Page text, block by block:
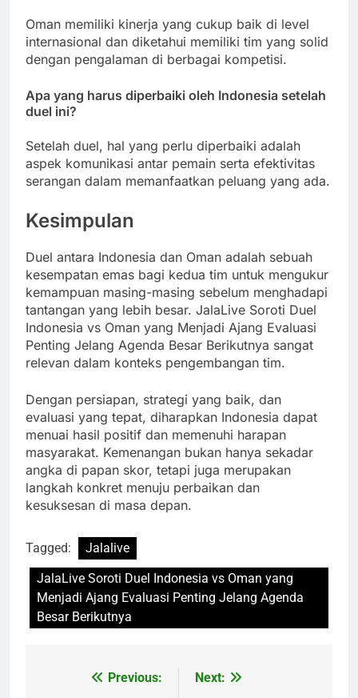
Oman memiliki kinerja yang cukup baik di level
internasional dan diketahui memiliki tim yang solid
dengan pengalaman di berbagai kompetisi.
Apa yang harus diperbaiki oleh Indonesia setelah
duel ini?
Setelah duel, hal yang perlu diperbaiki adalah
aspek komunikasi antar pemain serta efektivitas
serangan dalam memanfaatkan peluang yang ada.
Kesimpulan
Duel antara Indonesia dan Oman adalah sebuah
kesempatan emas bagi kedua tim untuk mengukur
kemampuan masing-masing sebelum menghadapi
tantangan yang lebih besar. JalaLive Soroti Duel
Indonesia vs Oman yang Menjadi Ajang Evaluasi
Penting Jelang Agenda Besar Berikutnya sangat
relevan dalam konteks pengembangan tim.
Dengan persiapan, strategi yang baik, dan
evaluasi yang tepat, diharapkan Indonesia dapat
menuai hasil positif dan memenuhi harapan
masyarakat. Kemenangan bukan hanya sekadar
angka di papan skor, tetapi juga merupakan
langkah konkret menuju perbaikan dan
kesuksesan di masa depan.
Tagged:
Jalalive
JalaLive Soroti Duel Indonesia vs Oman yang
Menjadi Ajang Evaluasi Penting Jelang Agenda
Besar Berikutnya
Previous: Next: